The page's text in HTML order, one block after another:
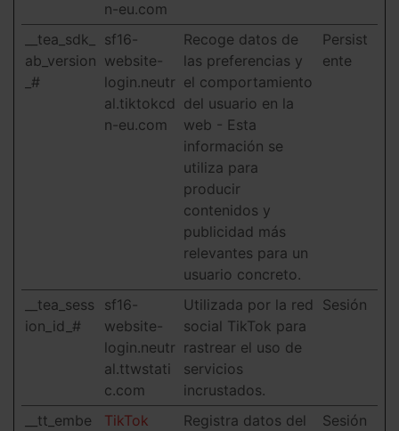
n-eu.com
__tea_sdk_
ab_version
_#
sf16-
website-
login.neutr
al.tiktokcd
n-eu.com
Recoge datos de
las preferencias y
el comportamiento
del usuario en la
web - Esta
información se
utiliza para
producir
contenidos y
publicidad más
relevantes para un
usuario concreto.
Persist
ente
__tea_sess
ion_id_#
sf16-
website-
login.neutr
al.ttwstati
c.com
Utilizada por la red
social TikTok para
rastrear el uso de
servicios
incrustados.
Sesión
__tt_embe
TikTok
Registra datos del
Sesión